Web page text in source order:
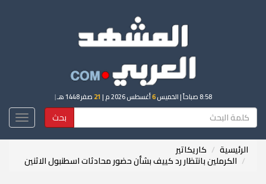
8:58 صباحاً | الخميس6أغسطس 2026 م | 21 صفر 1448 هـ |
بحث
الرئيسية كاريكاتير
الكرملين بانتظار رد كييف بشأن حضور محادثات اسطنبول الاثنين